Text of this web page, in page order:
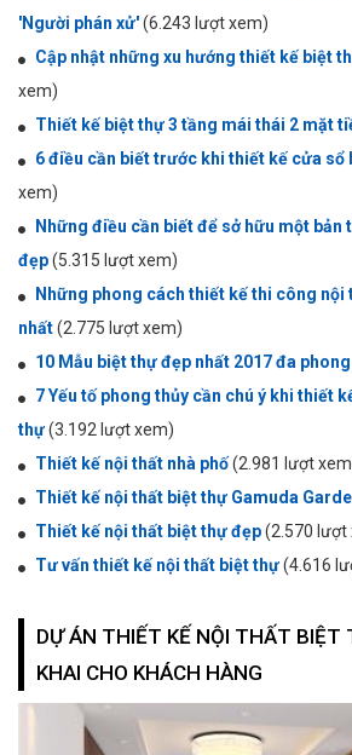
'Người phán xử'(6.243 lượt xem)
Cập nhật những xu hướng thiết kế biệt
xem)
Thiết kế biệt thự 3 tầng mái thái 2 mặt
6 điều cần biết trước khi thiết kế cửa sổ
xem)
Những điều cần biết để sở hữu một bản
đẹp(5.315 lượt xem)
Những phong cách thiết kế thi công
nhất(2.775 lượt xem)
10 Mẫu biệt thự đẹp nhất 2017 đa
7 Yếu tố phong thủy cần chú ý khi thiết
thự(3.192 lượt xem)
Thiết kế nội thất nhà phố(2.981 lượt
Thiết kế nội thất biệt thự Gamuda
Thiết kế nội thất biệt thự đẹp(2.570 lượt
Tư vấn thiết kế nội thất biệt thự(4.616
DỰ ÁN THIẾT KẾ NỘI THẤT BIỆT
KHAI CHO KHÁCH HÀNG